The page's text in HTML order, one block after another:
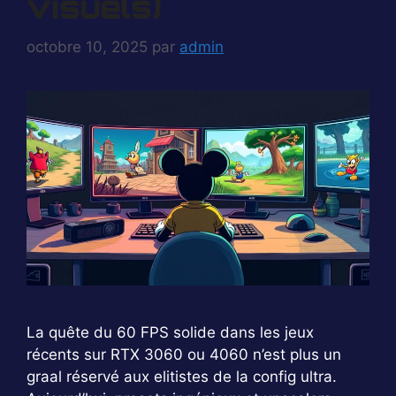
octobre 10, 2025 par admin
La quête du 60 FPS solide dans les jeux
récents sur RTX 3060 ou 4060 n’est plus un
graal réservé aux elitistes de la config ultra.